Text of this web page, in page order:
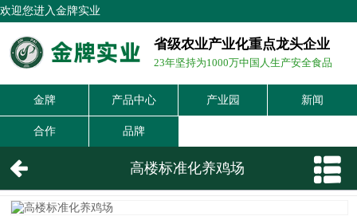
欢迎您进入金牌实业
省级农业产业化重点龙头企业
23年坚持为1000万中国人生产安全食品
金牌 产品中心 产业园 新闻
合作 品牌
高楼标准化养鸡场